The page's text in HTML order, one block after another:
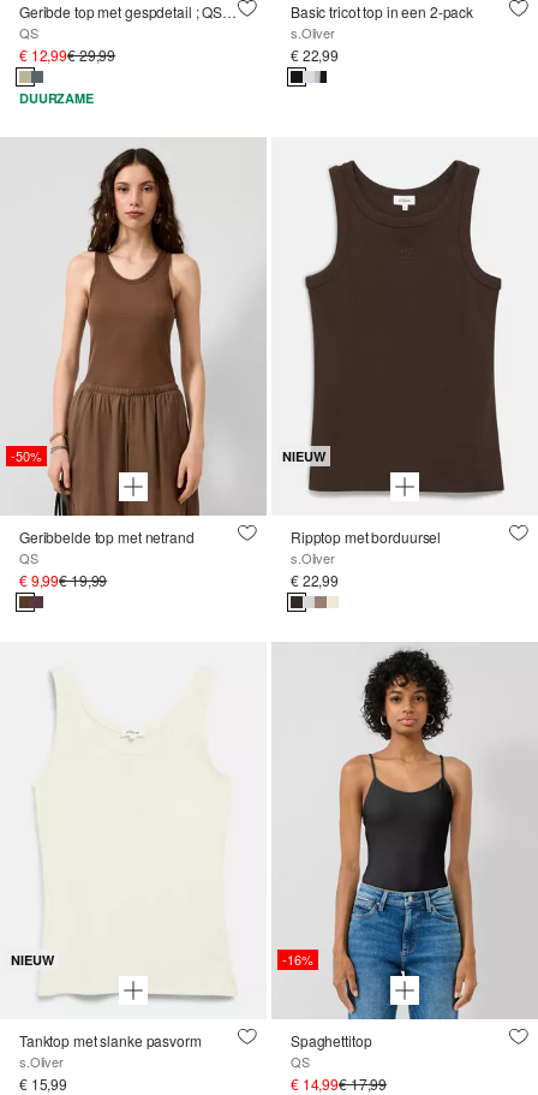
Geribde top met gespdetail ; QS x Vanessa Mai
QS
€ 12,99€ 29,99
DUURZAME
Basic tricot top in een 2-pack
s.Oliver
€ 22,99
-50%
Geribbelde top met netrand
QS
€ 9,99€ 19,99
NIEUW
Ripptop met borduursel
s.Oliver
€ 22,99
NIEUW
Tanktop met slanke pasvorm
s.Oliver
€ 15,99
-16%
Spaghettitop
QS
€ 14,99€ 17,99